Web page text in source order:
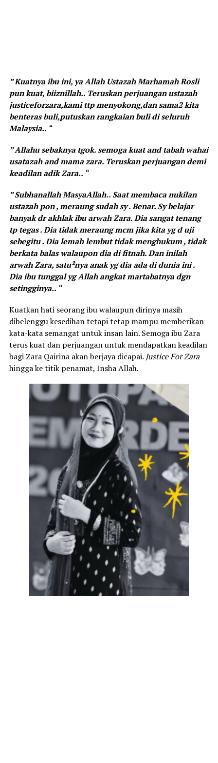
” Kuatnya ibu ini, ya Allah Ustazah Marhamah Rosli
pun kuat, biiznillah.. Teruskan perjuangan ustazah
justiceforzara,kami ttp menyokong,dan sama2 kita
benteras buli,putuskan rangkaian buli di seluruh
Malaysia.. “
” Allahu sebaknya tgok. semoga kuat and tabah wahai
usatazah and mama zara. Teruskan perjuangan demi
keadilan adik Zara.. “
” Subhanallah MasyaAllah.. Saat membaca nukilan
ustazah pon , meraung sudah sy . Benar. Sy belajar
banyak dr akhlak ibu arwah Zara. Dia sangat tenang
tp tegas . Dia tidak meraung mcm jika kita yg d uji
sebegitu . Dia lemah lembut tidak menghukum , tidak
berkata balas walaupon dia di fitnah. Dan inilah
arwah Zara, satu²nya anak yg dia ada di dunia ini .
Dia ibu tunggal yg Allah angkat martabatnya dgn
setingginya.. “
Kuatkan hati seorang ibu walaupun dirinya masih
dibelenggu kesedihan tetapi tetap mampu memberikan
kata-kata semangat untuk insan lain. Semoga ibu Zara
terus kuat dan perjuangan untuk mendapatkan keadilan
bagi Zara Qairina akan berjaya dicapai. Justice For Zara
hingga ke titik penamat, Insha Allah.